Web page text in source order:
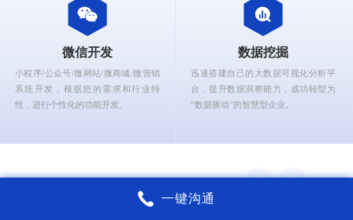
微信开发
小程序/公众号/微网站/微商城/微营销
系统开发，根据您的需求和行业特
性，进行个性化的功能开发。
数据挖掘
迅速搭建自己的大数据可视化分析平
台，提升数据洞察能力，成功转型为
“数据驱动”的智慧型企业。
锐智互动核心能力
一键沟通